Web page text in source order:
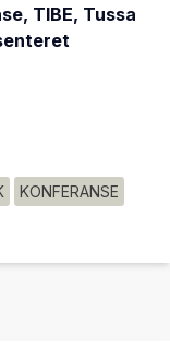
TIBE, Tussa
KONFERANSE